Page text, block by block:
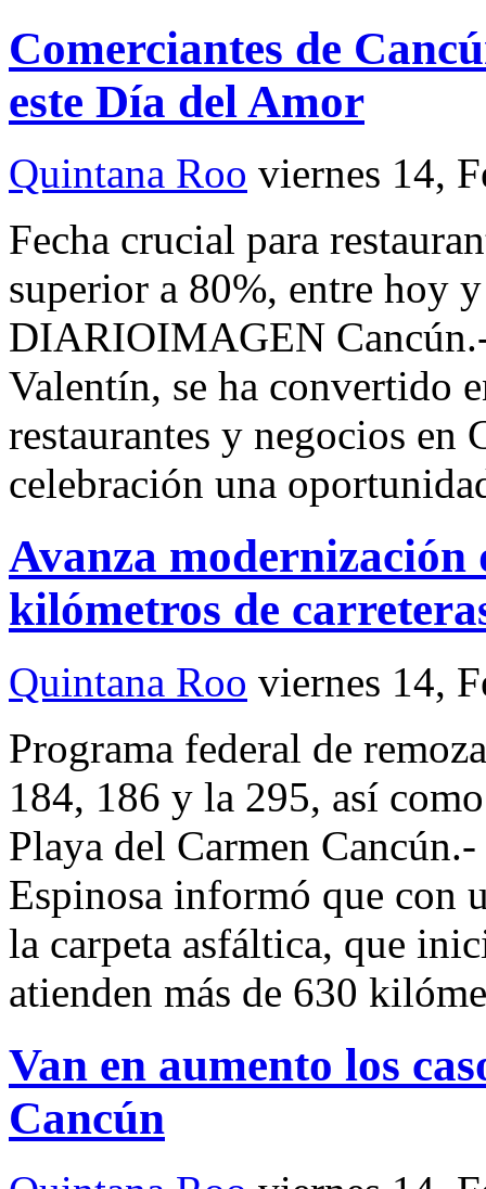
Comerciantes de
este Día del Amor
Quintana Roo viernes 14,
Fecha crucial para
superior a 80%, entre hoy
DIARIOIMAGEN
Valentín, se ha convertido
restaurantes y negocios en
celebración una
Avanza modernización
kilómetros de
Quintana Roo viernes 14,
Programa federal de
184, 186 y la 295, así
Playa del Carmen
Espinosa informó que con
la carpeta asfáltica, que
atienden más de 630
Van en aumento los
Cancún